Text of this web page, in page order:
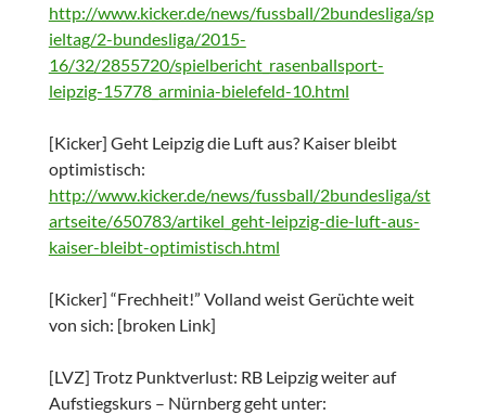
http://www.kicker.de/news/fussball/2bundesliga/sp
ieltag/2-bundesliga/2015-
16/32/2855720/spielbericht_rasenballsport-
leipzig-15778_arminia-bielefeld-10.html
[Kicker] Geht Leipzig die Luft aus? Kaiser bleibt
optimistisch:
http://www.kicker.de/news/fussball/2bundesliga/st
artseite/650783/artikel_geht-leipzig-die-luft-aus-
kaiser-bleibt-optimistisch.html
[Kicker] “Frechheit!” Volland weist Gerüchte weit
von sich: [broken Link]
[LVZ] Trotz Punktverlust: RB Leipzig weiter auf
Aufstiegskurs – Nürnberg geht unter: